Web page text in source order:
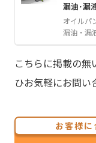
漏油･漏
オイルパ
漏油・漏
こちらに掲載の
ひお気軽にお問い
お客様